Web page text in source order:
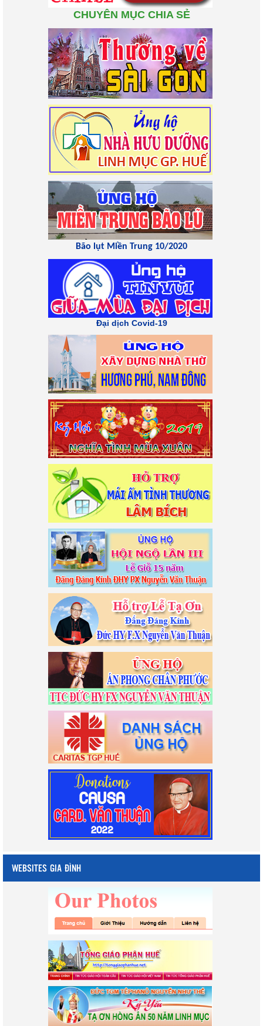
CHUYÊN MỤC CHIA SẺ
Bão lụt Miền Trung 10/2020
Đại dịch Covid-19
WEBSITES GIA ĐÌNH